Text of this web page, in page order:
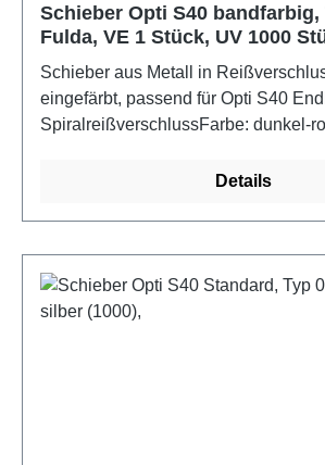
Schieber Opti S40 bandfarbig,
Fulda, VE 1 Stück, UV 1000
diverse Farben
Schieber aus Metall in
eingefärbt, passend für Opti S40
SpiralreißverschlussFarbe: dunkel-
Details